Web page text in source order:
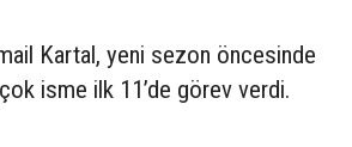
Kartal, yeni sezon öncesinde
isme ilk 11’de görev verdi.